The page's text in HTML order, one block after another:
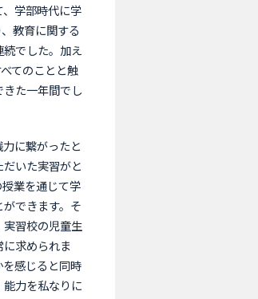
学部時代に学
教育に関する
でした。加え
てのことと触
た一年間でし
に繋がったと
いた実習がと
業を通じて学
できます。そ
習校の児童生
求められま
感じると同時
力を私なりに